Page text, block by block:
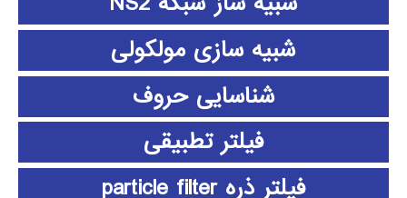
شبیه سازی مولکولی
شناسایی حروف
فیلتر تطبیقی
فیلتر ذره particle filter